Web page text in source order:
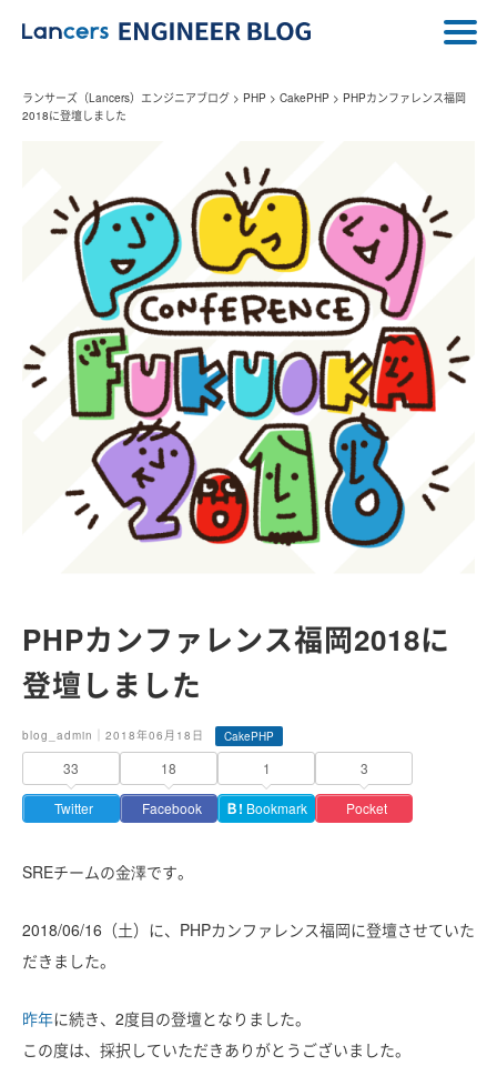
ランサーズ（Lancers）エンジニアブログ > PHP > CakePHP > PHPカンファレンス福岡
2018に登壇しました
PHPカンファレンス福岡2018に
登壇しました
blog_admin｜2018年06月18日 CakePHP
33
Twitter
18
Facebook
1
Ｂ! Bookmark
3
Pocket
SREチームの金澤です。
2018/06/16（土）に、PHPカンファレンス福岡に登壇させていた
だきました。
昨年に続き、2度目の登壇となりました。
この度は、採択していただきありがとうございました。